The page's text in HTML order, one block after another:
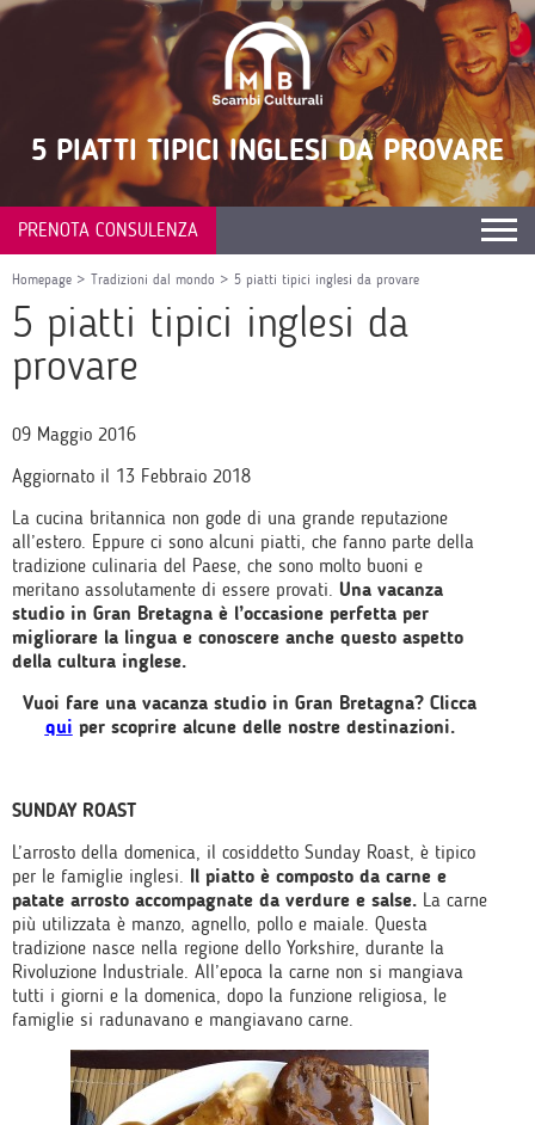
5 PIATTI TIPICI INGLESI DA PROVARE
PRENOTA CONSULENZA
Homepage > Tradizioni dal mondo > 5 piatti tipici inglesi da provare
5 piatti tipici inglesi da
provare
09 Maggio 2016
Aggiornato il 13 Febbraio 2018
La cucina britannica non gode di una grande reputazione
all’estero. Eppure ci sono alcuni piatti, che fanno parte della
tradizione culinaria del Paese, che sono molto buoni e
meritano assolutamente di essere provati. Una vacanza
studio in Gran Bretagna è l’occasione perfetta per
migliorare la lingua e conoscere anche questo aspetto
della cultura inglese.
Vuoi fare una vacanza studio in Gran Bretagna? Clicca
qui per scoprire alcune delle nostre destinazioni.
SUNDAY ROAST
L’arrosto della domenica, il cosiddetto Sunday Roast, è tipico
per le famiglie inglesi. Il piatto è composto da carne e
patate arrosto accompagnate da verdure e salse. La carne
più utilizzata è manzo, agnello, pollo e maiale. Questa
tradizione nasce nella regione dello Yorkshire, durante la
Rivoluzione Industriale. All’epoca la carne non si mangiava
tutti i giorni e la domenica, dopo la funzione religiosa, le
famiglie si radunavano e mangiavano carne.